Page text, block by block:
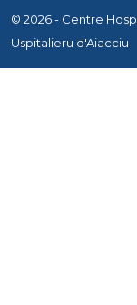
© 2026 - Centre
Uspitalieru d'Aiacciu